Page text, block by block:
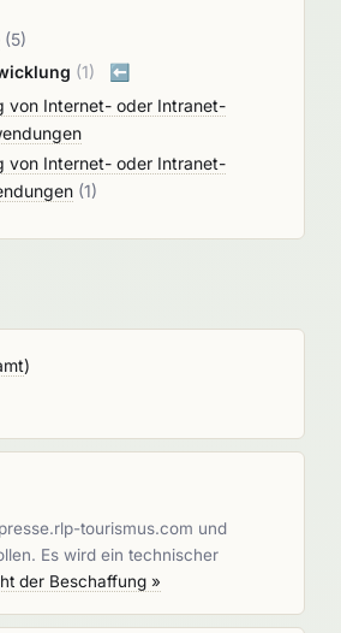
(5)
(1) ⬅️
von Internet- oder Intranet-
von Internet- oder Intranet-
(1)
)
tourismus.com und
Es wird ein technischer
der Beschaffung »